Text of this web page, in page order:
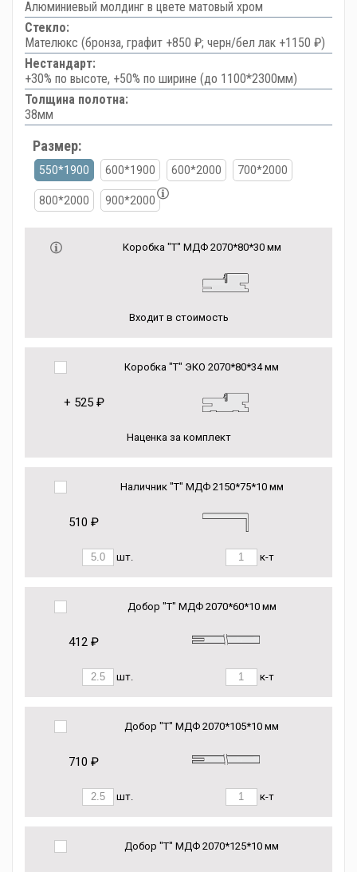
Алюминиевый молдинг в цвете матовый хром
Стекло:
Мателюкс (бронза, графит +850 ₽; черн/бел лак +1150 ₽)
Нестандарт:
+30% по высоте, +50% по ширине (до 1100*2300мм)
Толщина полотна:
38мм
Размер:
550*1900 600*1900 600*2000 700*2000
800*2000 900*2000
Коробка "Т" МДФ 2070*80*30 мм
Входит в стоимость
Коробка "Т" ЭКО 2070*80*34 мм
+ 525 ₽
Наценка за комплект
Наличник "Т" МДФ 2150*75*10 мм
510 ₽
шт. к-т
Добор "Т" МДФ 2070*60*10 мм
412 ₽
шт. к-т
Добор "Т" МДФ 2070*105*10 мм
710 ₽
шт. к-т
Добор "Т" МДФ 2070*125*10 мм